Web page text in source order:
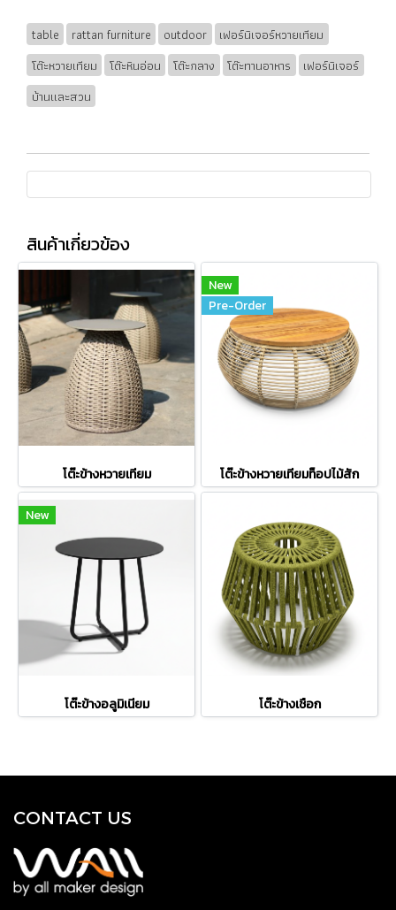
table rattan furniture outdoor
เฟอร์นิเจอร์หวายเทียม
โต๊ะหวายเทียม
โต๊ะหินอ่อน โต๊ะกลาง โต๊ะทานอาหาร
เฟอร์นิเจอร์
บ้านและสวน
สินค้าเกี่ยวข้อง
โต๊ะข้างหวายเทียม
New
Pre-Order
โต๊ะข้างหวายเทียมท็อปไม้สัก
New
โต๊ะข้างอลูมิเนียม โต๊ะข้างเชือก
CONTACT US